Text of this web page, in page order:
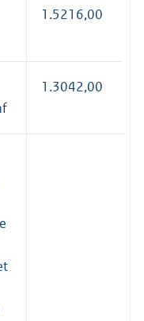
1.5216,00
1.3042,00